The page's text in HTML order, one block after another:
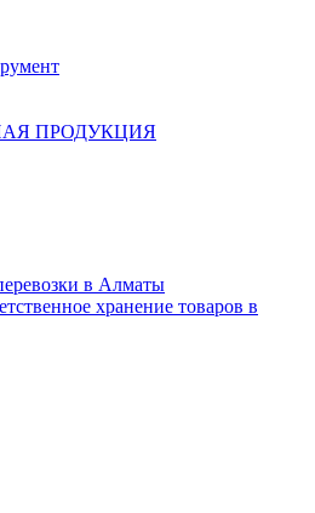
ПРОДУКЦИЯ
в Алматы
хранение товаров в